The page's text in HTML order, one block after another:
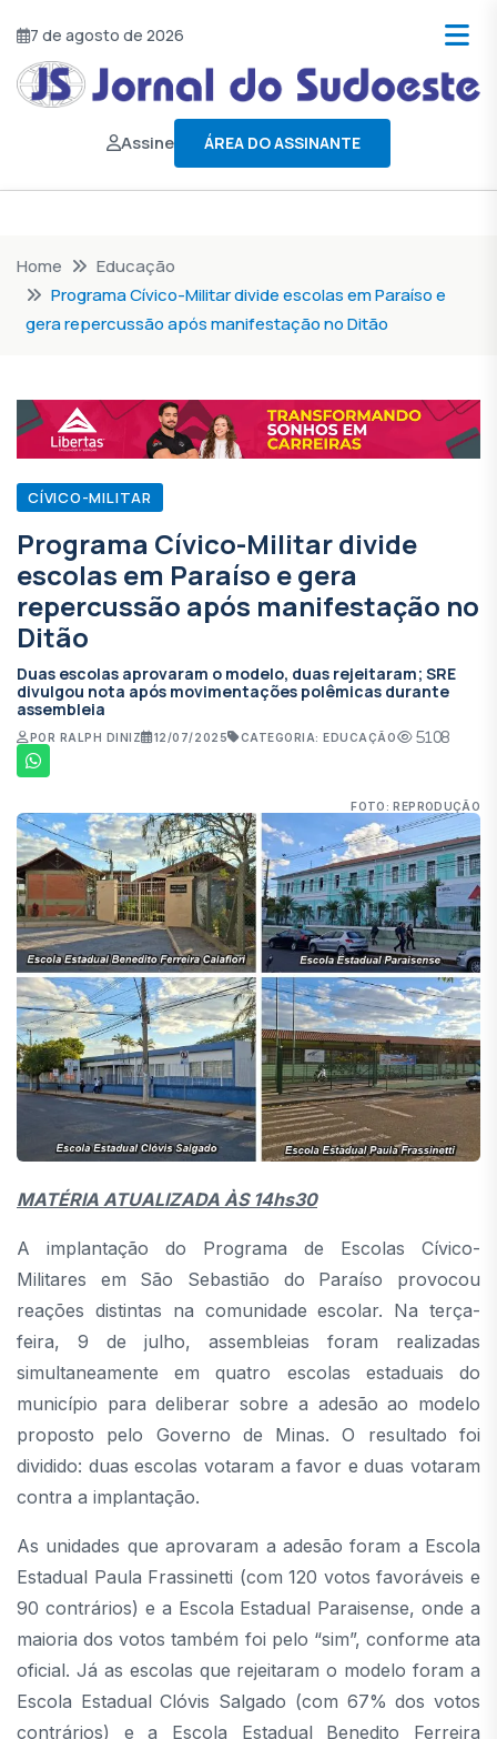
7 de agosto de 2026
Assine ÁREA DO ASSINANTE
Home
Educação
Programa Cívico-Militar divide escolas em Paraíso e
gera repercussão após manifestação no Ditão
CÍVICO-MILITAR
Programa Cívico-Militar divide
escolas em Paraíso e gera
repercussão após manifestação no
Ditão
Duas escolas aprovaram o modelo, duas rejeitaram; SRE
divulgou nota após movimentações polêmicas durante
assembleia
POR RALPH DINIZ 12/07/2025 CATEGORIA: EDUCAÇÃO 5108
FOTO: REPRODUÇÃO
MATÉRIA ATUALIZADA ÀS 14hs30
A implantação do Programa de Escolas Cívico-
Militares em São Sebastião do Paraíso provocou
reações distintas na comunidade escolar. Na terça-
feira, 9 de julho, assembleias foram realizadas
simultaneamente em quatro escolas estaduais do
município para deliberar sobre a adesão ao modelo
proposto pelo Governo de Minas. O resultado foi
dividido: duas escolas votaram a favor e duas votaram
contra a implantação.
As unidades que aprovaram a adesão foram a Escola
Estadual Paula Frassinetti (com 120 votos favoráveis e
90 contrários) e a Escola Estadual Paraisense, onde a
maioria dos votos também foi pelo “sim”, conforme ata
oficial. Já as escolas que rejeitaram o modelo foram a
Escola Estadual Clóvis Salgado (com 67% dos votos
contrários) e a Escola Estadual Benedito Ferreira